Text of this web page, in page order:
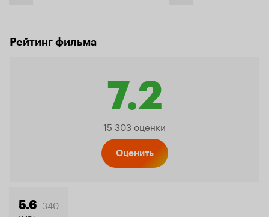
Рейтинг фильма
7.2
Рейтинг
15 303 оценки
Оценить
5.6 340